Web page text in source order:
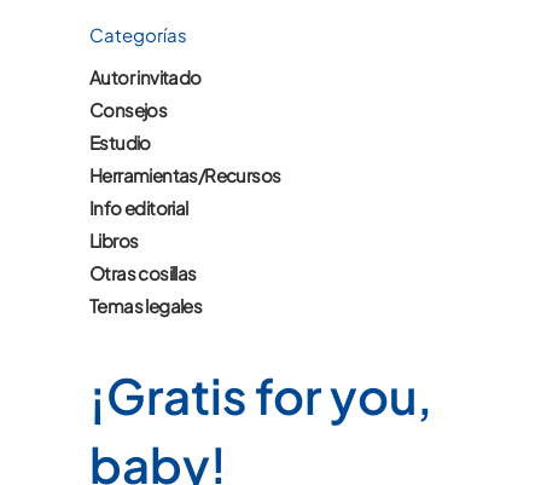
Categorías
Autor invitado
Consejos
Estudio
Herramientas/Recursos
Info editorial
Libros
Otras cosillas
Temas legales
¡Gratis for you,
baby!